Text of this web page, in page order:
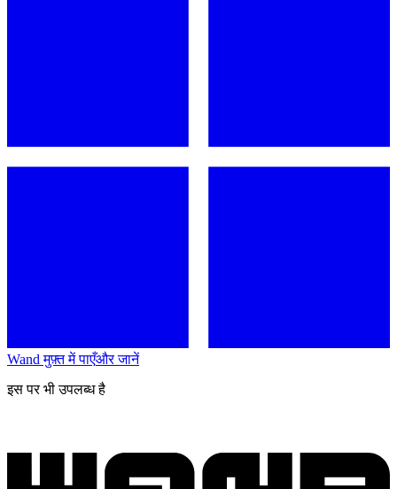
Wand मुफ़्त में पाएँऔर जानें
इस पर भी उपलब्ध है